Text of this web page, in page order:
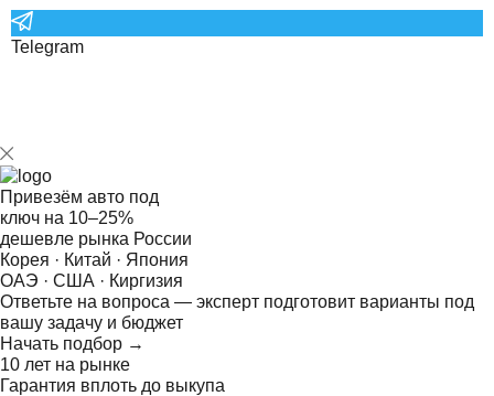
Telegram
Привезём авто под
ключ на 10–25%
дешевле рынка России
Корея · Китай · Япония
ОАЭ · США · Киргизия
Ответьте на вопроса — эксперт подготовит варианты под
вашу задачу и бюджет
Начать подбор →
10 лет на рынке
Гарантия вплоть до выкупа